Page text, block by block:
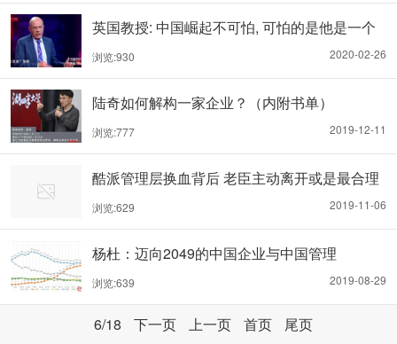
英国教授: 中国崛起不可怕, 可怕的是他是一个
文明却“伪装”成国家
2020-02-26
浏览:930
陆奇如何解构一家企业？（内附书单）
2019-12-11
浏览:777
酷派管理层换血背后 老臣主动离开或是最合理
选择
2019-11-06
浏览:629
杨杜：迈向2049的中国企业与中国管理
2019-08-29
浏览:639
6/18 下一页 上一页 首页 尾页